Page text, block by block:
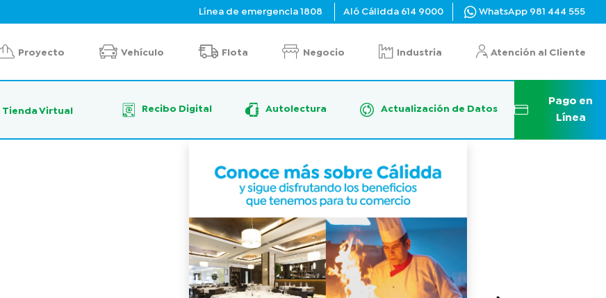
Línea de emergencia 1808 Aló Cálidda 614 9000 WhatsApp 981 444 555
Proyecto Vehículo Flota Negocio Industria Atención al Cliente
Tienda Virtual Recibo Digital Autolectura Actualización de Datos
Pago en
Línea